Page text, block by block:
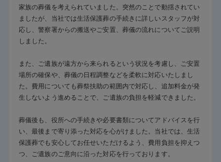
家族の葬儀を考えられていました。突然のことで動揺されてい
ましたが、当社では生活保護葬の手続きに詳しいスタッフが対
応し、警察署からの搬送やご安置、葬儀の流れについてご説明
しました。
また、ご遺族が遠方から来られるという状況を考慮し、ご安置
場所の確保や、葬儀の日程調整などを柔軟に対応いたしまし
た。費用についても葬祭扶助の範囲内で対応し、追加料金が発
生しないよう進めることで、ご遺族の負担を軽減できました。
葬儀後も、役所への手続きや必要書類についてアドバイスを行
い、最後まで寄り添った対応を心がけました。当社では、生活
保護葬でも安心してお任せいただけるよう、費用負担を抑えつ
つ、ご遺族のご意向に沿った対応を行っております。